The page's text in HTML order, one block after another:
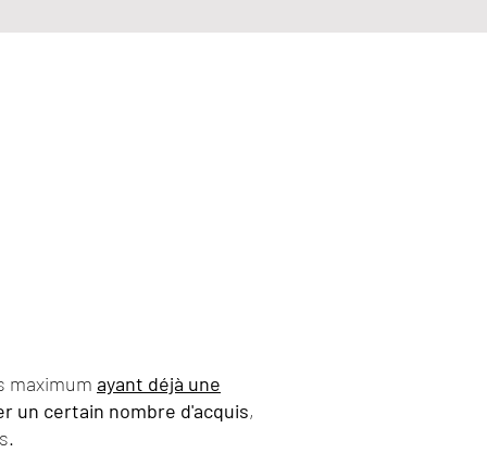
maximum ayant déjà une
un certain nombre d'acquis,